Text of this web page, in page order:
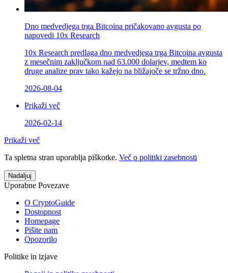
Dno medvedjega trga Bitcoina pričakovano avgusta po
napovedi 10x Research
10x Research predlaga dno medvedjega trga Bitcoina avgusta
z mesečnim zaključkom nad 63.000 dolarjev, medtem ko
druge analize prav tako kažejo na bližajoče se tržno dno.
2026-08-04
Prikaži več
2026-02-14
Prikaži več
Ta spletna stran uporablja piškotke. Več o politiki zasebnosti
Nadaljuj
Uporabne Povezave
O CryptoGuide
Dostopnost
Homepage
Pišite nam
Opozorilo
Politike in izjave